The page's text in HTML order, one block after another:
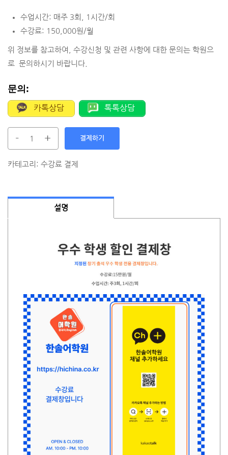
수업시간: 매주 3회, 1시간/회
수강료: 150,000원/월
위 정보를 참고하여, 수강신청 및 관련 사항에 대한 문의는 학원으
로 문의하시기 바랍니다.
문의:
카톡상담 톡톡상담
- + 결제하기
카테고리: 수강료 결제
설명